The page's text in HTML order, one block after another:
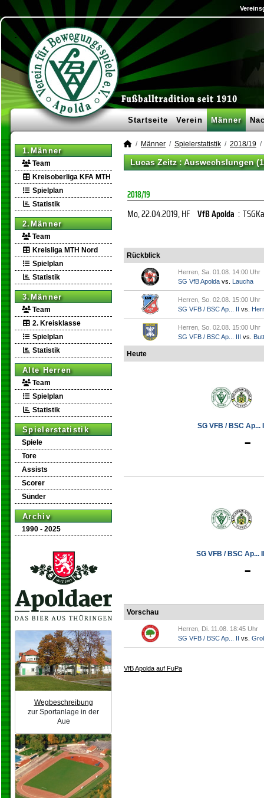
Startseite Verein Männer
1.Männer
Team
Kreisoberliga KFA MTH
Spielplan
Statistik
2.Männer
Team
Kreisliga MTH Nord
Spielplan
Statistik
3.Männer
Team
2. Kreisklasse
Spielplan
Statistik
Alte Herren
Team
Spielplan
Statistik
Spielerstatistik
Spiele
Tore
Assists
Scorer
Sünder
Archiv
1990 - 2025
Wegbeschreibung
zur Sportanlage in der
Aue
Männer Spielerstatistik 2018/19
Lucas Zeitz : Auswechslungen
2018/19
Mo, 22.04.2019, HF VfB Apolda :
Rückblick
Herren, Sa. 01.08. 14:00 Uhr
SG VfB Apolda vs. Laucha
Herren, So. 02.08. 15:00 Uhr
SG VFB / BSC Ap... II vs.
Herren, So. 02.08. 15:00 Uhr
SG VFB / BSC Ap... III vs.
Heute
SG VFB / BSC Ap...
-
SG VFB / BSC Ap...
-
Vorschau
Herren, Di. 11.08. 18:45 Uhr
SG VFB / BSC Ap... II vs.
VfB Apolda auf FuPa